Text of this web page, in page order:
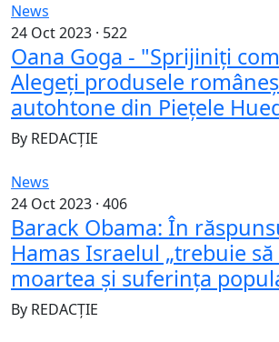
News
24 Oct 2023 · 522
Oana Goga - "Sprijiniți
Alegeți produsele
autohtone din Piețele
By REDACȚIE
News
24 Oct 2023 · 406
Barack Obama: În
Hamas Israelul „trebuie
moartea și suferința
By REDACȚIE